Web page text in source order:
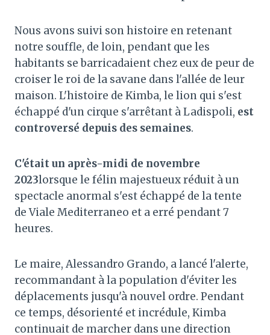
Nous avons suivi son histoire en retenant
notre souffle, de loin, pendant que les
habitants se barricadaient chez eux de peur de
croiser le roi de la savane dans l'allée de leur
maison. L'histoire de Kimba, le lion qui s'est
échappé d'un cirque s'arrêtant à Ladispoli, est
controversé depuis des semaines.
C'était un après-midi de novembre
2023lorsque le félin majestueux réduit à un
spectacle anormal s'est échappé de la tente
de Viale Mediterraneo et a erré pendant 7
heures.
Le maire, Alessandro Grando, a lancé l'alerte,
recommandant à la population d'éviter les
déplacements jusqu'à nouvel ordre. Pendant
ce temps, désorienté et incrédule, Kimba
continuait de marcher dans une direction